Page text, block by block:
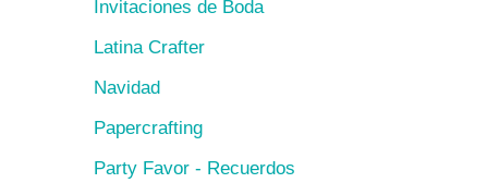
Invitaciones de Boda
Latina Crafter
Navidad
Papercrafting
Party Favor - Recuerdos